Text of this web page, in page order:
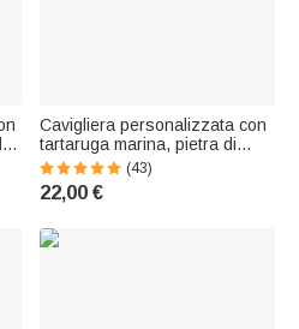
Cavigliera personalizzata con
tartaruga marina, pietra di
nascita e nome, accessorio
per chi ama andare in spiaggia
- Regalo di compleanno per
(43)
22,00 €